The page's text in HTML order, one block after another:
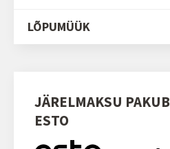
LÕPUMÜÜK
JÄRELMAKSU PAKUB
ESTO